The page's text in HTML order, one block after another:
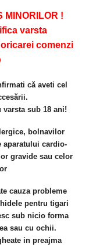
MINORILOR !
varsta
comenzi
că aveti cel
sub 18 ani!
bolnavilor
aparatului cardio-
gravide sau celor
cauza probleme
pentru tigari
sub nicio forma
sau cu ochii.
in preajma